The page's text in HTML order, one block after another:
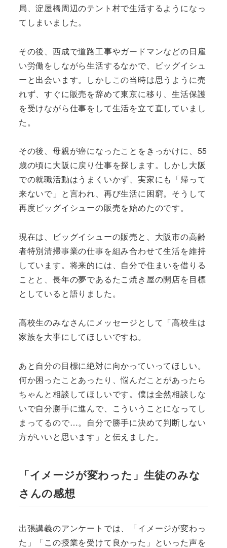
局、淀屋橋周辺のテント村で生活するようになっ
てしまいました。
その後、西成で道路工事やガードマンなどの日雇
い労働をしながら生活するなかで、ビッグイシュ
ーと出会います。しかしこの当時は思うように売
れず、すぐに販売を辞めて東京に移り、生活保護
を受けながら仕事をして生活を立て直していまし
た。
その後、母親が癌になったことをきっかけに、55
歳の頃に大阪に戻り仕事を探します。しかし大阪
での就職活動はうまくいかず、実家にも「帰って
来ないで」と言われ、再び生活に困窮。そうして
再度ビッグイシューの販売を始めたのです。
現在は、ビッグイシューの販売と、大阪市の高齢
者特別清掃事業の仕事を組み合わせて生活を維持
しています。将来的には、自分で住まいを借りる
ことと、長年の夢であるたこ焼き屋の開店を目標
としていると語りました。
高校生のみなさんにメッセージとして「高校生は
家族を大事にしてほしいですね。
あと自分の目標に絶対に向かっていってほしい。
何か困ったことあったり、悩んだことがあったら
ちゃんと相談してほしいです。僕は全然相談しな
いで自分勝手に進んで、こういうことになってし
まってるので…。自分で勝手に決めて判断しない
方がいいと思います」と伝えました。
「イメージが変わった」生徒のみな
さんの感想
出張講義のアンケートでは、「イメージが変わっ
た」「この授業を受けて良かった」といった声を